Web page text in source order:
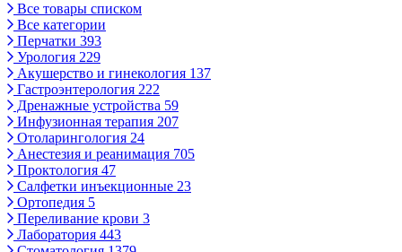
Все товары списком
Все категории
Перчатки 393
Урология 229
Акушерство и гинекология 137
Гастроэнтерология 222
Дренажные устройства 59
Инфузионная терапия 207
Отоларингология 24
Анестезия и реанимация 705
Проктология 47
Салфетки инъекционные 23
Ортопедия 5
Переливание крови 3
Лаборатория 443